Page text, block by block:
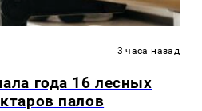
3 часа назад
года 16 лесных
палов